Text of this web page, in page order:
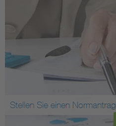
Stellen Sie einen Normantrag